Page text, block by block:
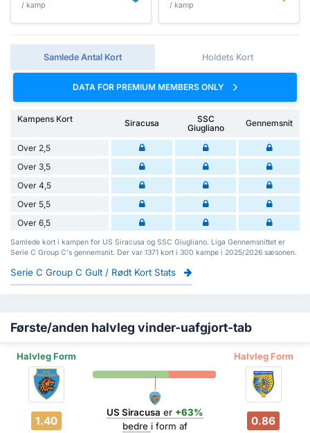
/ kamp / kamp
Samlede Antal Kort Holdets Kort
DATA FOR PREMIUM MEMBERS ONLY
Kampens Kort Siracusa
SSC
Giugliano
Gennemsnit
Over 2,5
Over 3,5
Over 4,5
Over 5,5
Over 6,5
Samlede kort i kampen for US Siracusa og SSC Giugliano. Liga Gennemsnittet er
Serie C Group C's gennemsnit. Der var 1371 kort i 300 kampe i 2025/2026 sæsonen.
Serie C Group C Gult / Rødt Kort Stats
Første/anden halvleg vinder-uafgjort-tab
Halvleg Form Halvleg Form
1.40
US Siracusa er +63%
bedre i form af
0.86